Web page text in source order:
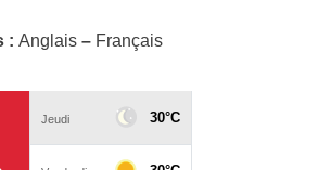
: Anglais – Français